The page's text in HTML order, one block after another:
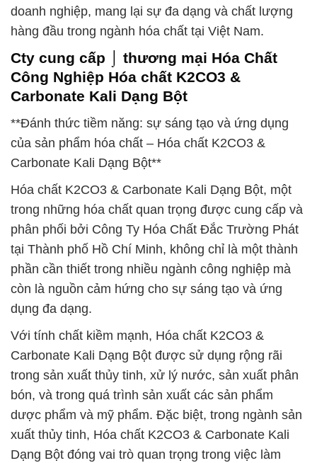
doanh nghiệp, mang lại sự đa dạng và chất lượng
hàng đầu trong ngành hóa chất tại Việt Nam.
Cty cung cấp ⌡ thương mại Hóa Chất
Công Nghiệp Hóa chất K2CO3 &
Carbonate Kali Dạng Bột
**Đánh thức tiềm năng: sự sáng tạo và ứng dụng
của sản phẩm hóa chất – Hóa chất K2CO3 &
Carbonate Kali Dạng Bột**
Hóa chất K2CO3 & Carbonate Kali Dạng Bột, một
trong những hóa chất quan trọng được cung cấp và
phân phối bởi Công Ty Hóa Chất Đắc Trường Phát
tại Thành phố Hồ Chí Minh, không chỉ là một thành
phần cần thiết trong nhiều ngành công nghiệp mà
còn là nguồn cảm hứng cho sự sáng tạo và ứng
dụng đa dạng.
Với tính chất kiềm mạnh, Hóa chất K2CO3 &
Carbonate Kali Dạng Bột được sử dụng rộng rãi
trong sản xuất thủy tinh, xử lý nước, sản xuất phân
bón, và trong quá trình sản xuất các sản phẩm
dược phẩm và mỹ phẩm. Đặc biệt, trong ngành sản
xuất thủy tinh, Hóa chất K2CO3 & Carbonate Kali
Dạng Bột đóng vai trò quan trọng trong việc làm